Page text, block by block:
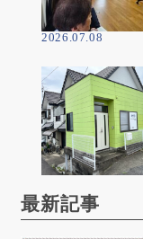
2026.07.08
最新記事